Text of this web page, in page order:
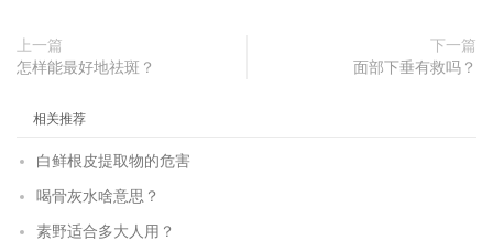
上一篇
怎样能最好地祛斑？
下一篇
面部下垂有救吗？
相关推荐
白鲜根皮提取物的危害
喝骨灰水啥意思？
素野适合多大人用？